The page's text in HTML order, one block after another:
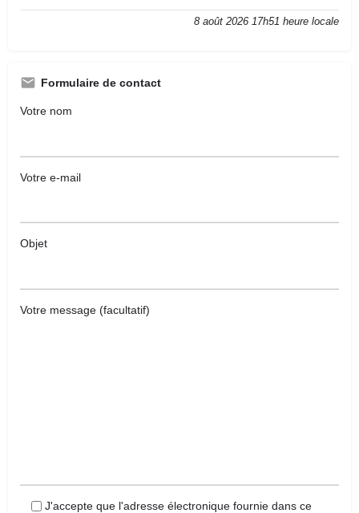
8 août 2026 17h51 heure locale
Formulaire de contact
Votre nom
Votre e-mail
Objet
Votre message (facultatif)
J'accepte que l'adresse électronique fournie dans ce